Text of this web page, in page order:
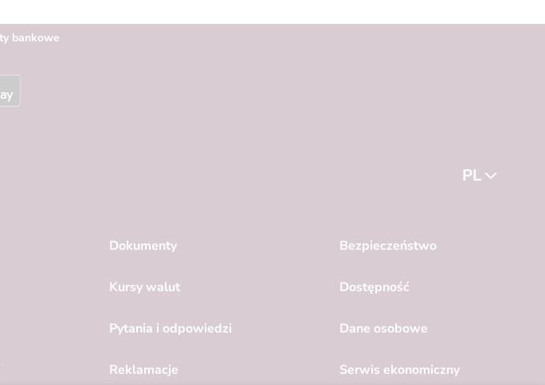
bankowe
PL
Dokumenty
Kursy walut
Pytania i odpowiedzi
Reklamacje
Bezpieczeństwo
Dostępność
Dane osobowe
Serwis ekonomiczny